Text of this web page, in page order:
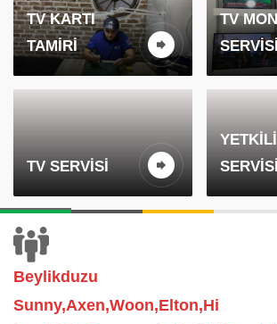
TV KARTI
TAMIRI
TV
SERVISI
TV SERVISI
SERVISI
Beylikduzu
Sunny,Axen,Woon,Elton,Hi